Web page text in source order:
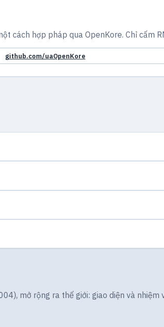
cách hợp pháp qua OpenKore. Chỉ cấm
github.com/uaOpenKore
mở rộng ra thế giới: giao diện và